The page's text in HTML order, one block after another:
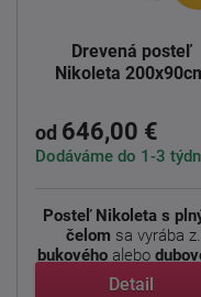
Drevená posteľ
Nikoleta
od 646,00 €
Dodáváme do 1-3
Posteľ Nikoleta s
čelom sa vyrába z
bukového alebo
...
Detail